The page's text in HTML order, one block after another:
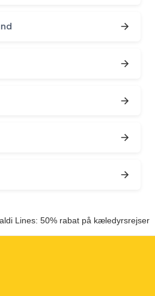
Lines: 50% rabat på kæledyrsrejser